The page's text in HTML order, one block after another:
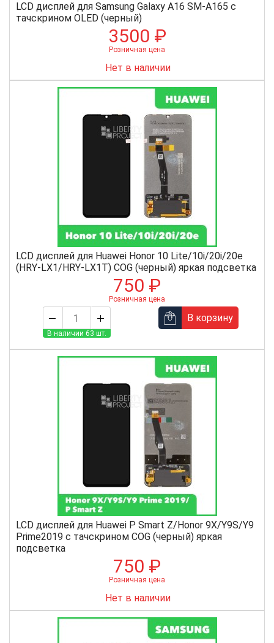
LCD дисплей для Samsung Galaxy A16 SM-A165 с
тачскрином OLED (черный)
3500 ₽
Розничная цена
Нет в наличии
LCD дисплей для Huawei Honor 10 Lite/10i/20i/20e
(HRY-LX1/HRY-LX1T) COG (черный) яркая подсветка
750 ₽
Розничная цена
В наличии 63 шт.
В корзину
LCD дисплей для Huawei P Smart Z/Honor 9X/Y9S/Y9
Prime2019 с тачскрином COG (черный) яркая
подсветка
750 ₽
Розничная цена
Нет в наличии